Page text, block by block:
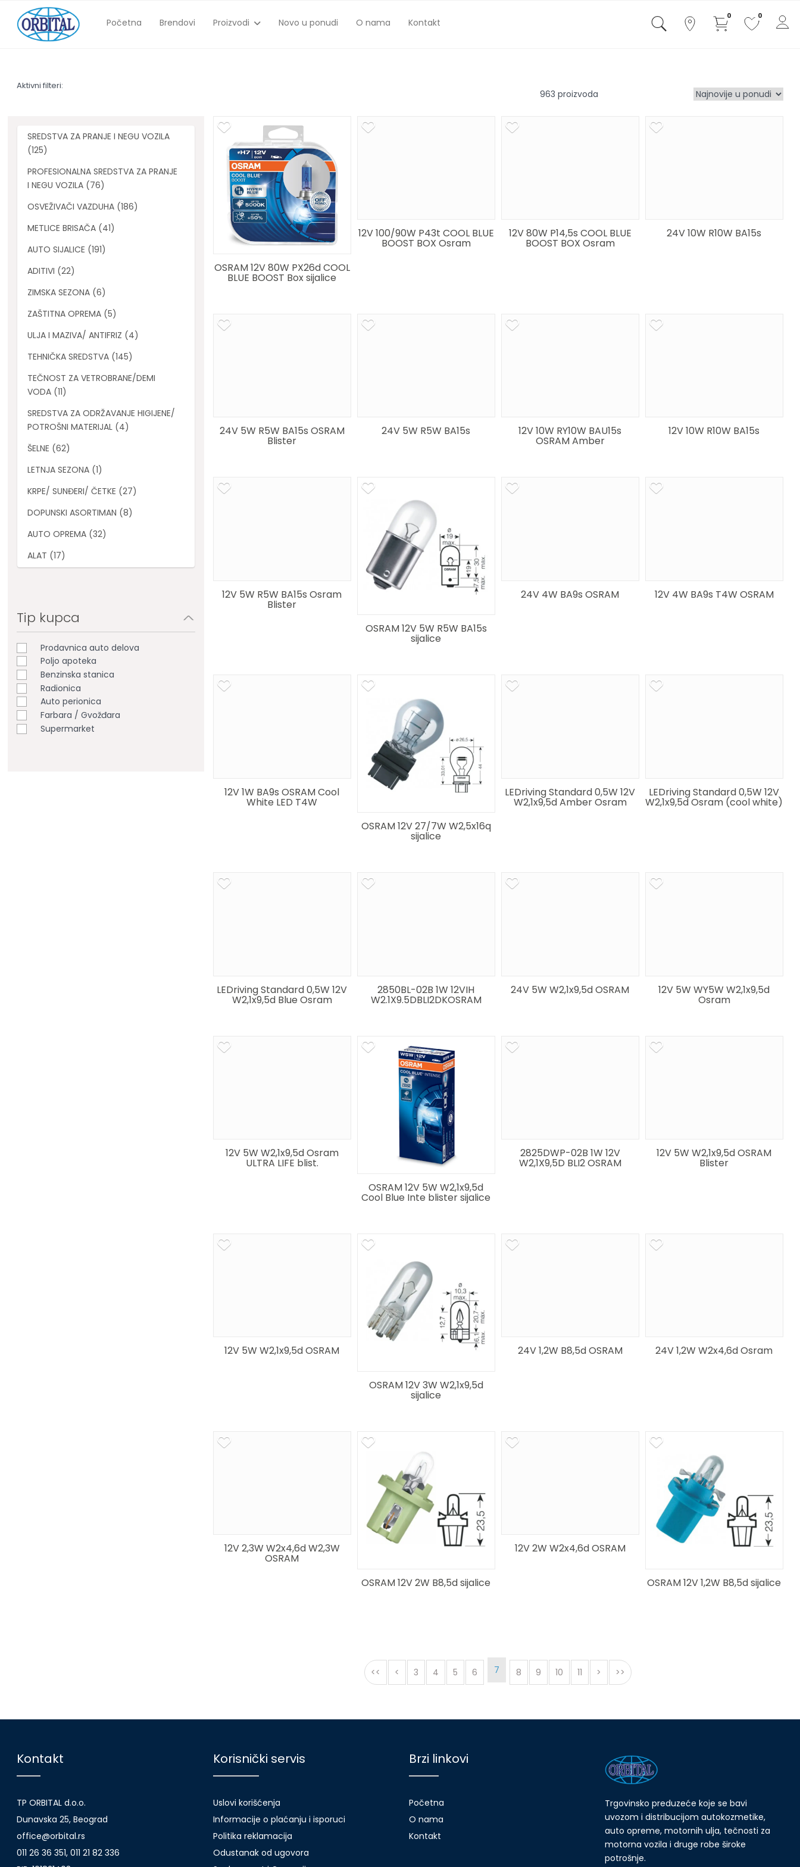
Početna Brendovi Proizvodi Novo u ponudi O nama Kontakt
0 0
Aktivni filteri:
963
SREDSTVA ZA PRANJE I NEGU VOZILA
(125)
PROFESIONALNA SREDSTVA ZA PRANJE
I NEGU VOZILA (76)
OSVEŽIVAČI VAZDUHA (186)
METLICE BRISAČA (41)
AUTO SIJALICE (191)
ADITIVI (22)
ZIMSKA SEZONA (6)
ZAŠTITNA OPREMA (5)
ULJA I MAZIVA/ ANTIFRIZ (4)
TEHNIČKA SREDSTVA (145)
TEČNOST ZA VETROBRANE/DEMI
VODA (11)
SREDSTVA ZA ODRŽAVANJE HIGIJENE/
POTROŠNI MATERIJAL (4)
ŠELNE (62)
LETNJA SEZONA (1)
KRPE/ SUNĐERI/ ČETKE (27)
DOPUNSKI ASORTIMAN (8)
AUTO OPREMA (32)
ALAT (17)
Tip kupca
Prodavnica auto delova
Poljo apoteka
Benzinska stanica
Radionica
Auto perionica
Farbara / Gvožđara
Supermarket
OSRAM 12V 80W PX26d COOL
BLUE BOOST Box sijalice
12V 100/90W P43t COOL BLUE
BOOST BOX Osram
12V 80W P14,5s COOL BLUE
BOOST BOX Osram
24V 10W R10W BA15s
24V 5W R5W BA15s OSRAM
Blister
24V 5W R5W BA15s 12V 10W RY10W BAU15s
OSRAM Amber
12V 10W R10W BA15s
12V 5W R5W BA15s Osram
Blister
OSRAM 12V 5W R5W BA15s
sijalice
24V 4W BA9s OSRAM 12V 4W BA9s T4W OSRAM
12V 1W BA9s OSRAM Cool
White LED T4W
OSRAM 12V 27/7W W2,5x16q
sijalice
LEDriving Standard 0,5W 12V
W2,1x9,5d Amber Osram
LEDriving Standard 0,5W 12V
W2,1x9,5d Osram (cool white)
LEDriving Standard 0,5W 12V
W2,1x9,5d Blue Osram
2850BL-02B 1W 12VIH
W2.1X9.5DBLI2DKOSRAM
24V 5W W2,1x9,5d OSRAM 12V 5W WY5W W2,1x9,5d
Osram
12V 5W W2,1x9,5d Osram
ULTRA LIFE blist.
OSRAM 12V 5W W2,1x9,5d
Cool Blue Inte blister sijalice
2825DWP-02B 1W 12V
W2,1X9,5D BLI2 OSRAM
12V 5W W2,1x9,5d OSRAM
Blister
12V 5W W2,1x9,5d OSRAM
OSRAM 12V 3W W2,1x9,5d
sijalice
24V 1,2W B8,5d OSRAM 24V 1,2W W2x4,6d Osram
12V 2,3W W2x4,6d W2,3W
OSRAM
OSRAM 12V 2W B8,5d sijalice
12V 2W W2x4,6d OSRAM
OSRAM 12V 1,2W B8,5d sijalice
<< < 3 4 5 6 7 8 9 10 11 > >>
Kontakt
TP ORBITAL d.o.o.
Dunavska 25, Beograd
office@orbital.rs
011 26 36 351, 011 21 82 336
Korisnički servis
Uslovi korišćenja
Informacije o plaćanju i isporuci
Politika reklamacija
Odustanak od ugovora
Brzi linkovi
Početna
O nama
Kontakt
Trgovinsko preduzeće koje se bavi
uvozom i distribucijom autokozmetike,
auto opreme, motornih ulja, tečnosti za
motorna vozila i druge robe široke
potrošnje.